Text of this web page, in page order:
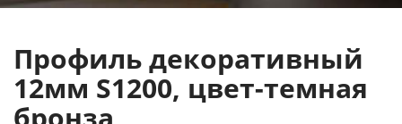
Профиль декоративный
12мм S1200, цвет-темная